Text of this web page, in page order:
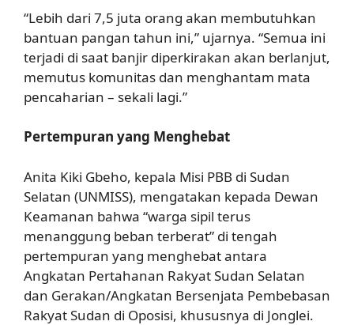
“Lebih dari 7,5 juta orang akan membutuhkan
bantuan pangan tahun ini,” ujarnya. “Semua ini
terjadi di saat banjir diperkirakan akan berlanjut,
memutus komunitas dan menghantam mata
pencaharian – sekali lagi.”
Pertempuran yang Menghebat
Anita Kiki Gbeho, kepala Misi PBB di Sudan
Selatan (UNMISS), mengatakan kepada Dewan
Keamanan bahwa “warga sipil terus
menanggung beban terberat” di tengah
pertempuran yang menghebat antara
Angkatan Pertahanan Rakyat Sudan Selatan
dan Gerakan/Angkatan Bersenjata Pembebasan
Rakyat Sudan di Oposisi, khususnya di Jonglei.